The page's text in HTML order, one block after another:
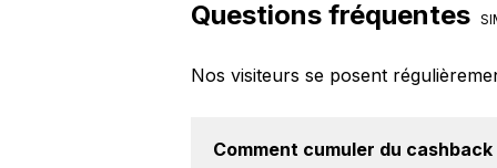
Questions fréquentes
Nos visiteurs se posent
Comment cumuler du cashback